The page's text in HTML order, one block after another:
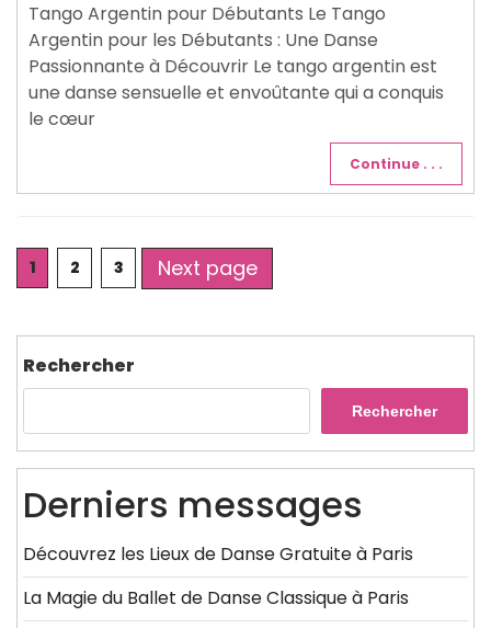
Tango Argentin pour Débutants Le Tango
Argentin pour les Débutants : Une Danse
Passionnante à Découvrir Le tango argentin est
une danse sensuelle et envoûtante qui a conquis
le cœur
Continue . . .
Posts
pagination
Page
1 Page
2 Page
3 Next page
Rechercher
Rechercher
Derniers messages
Découvrez les Lieux de Danse Gratuite à Paris
La Magie du Ballet de Danse Classique à Paris